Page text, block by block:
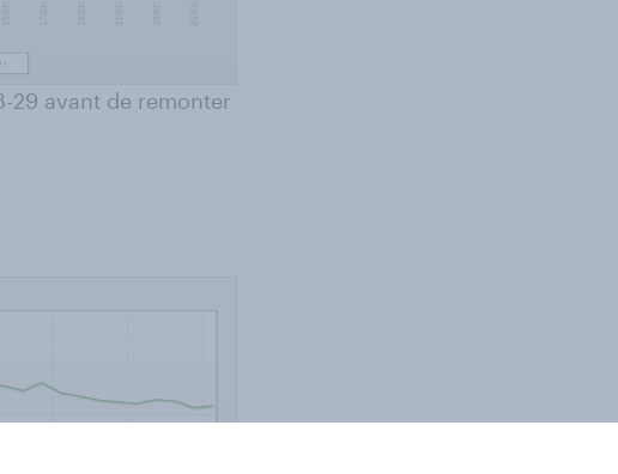
29 avant de remonter